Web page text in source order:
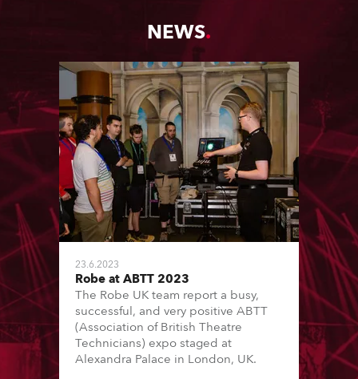
NEWS
23.6.2023
Robe at ABTT 2023
The Robe UK team report a busy,
successful, and very positive ABTT
(Association of British Theatre
Technicians) expo staged at
Alexandra Palace in London, UK.